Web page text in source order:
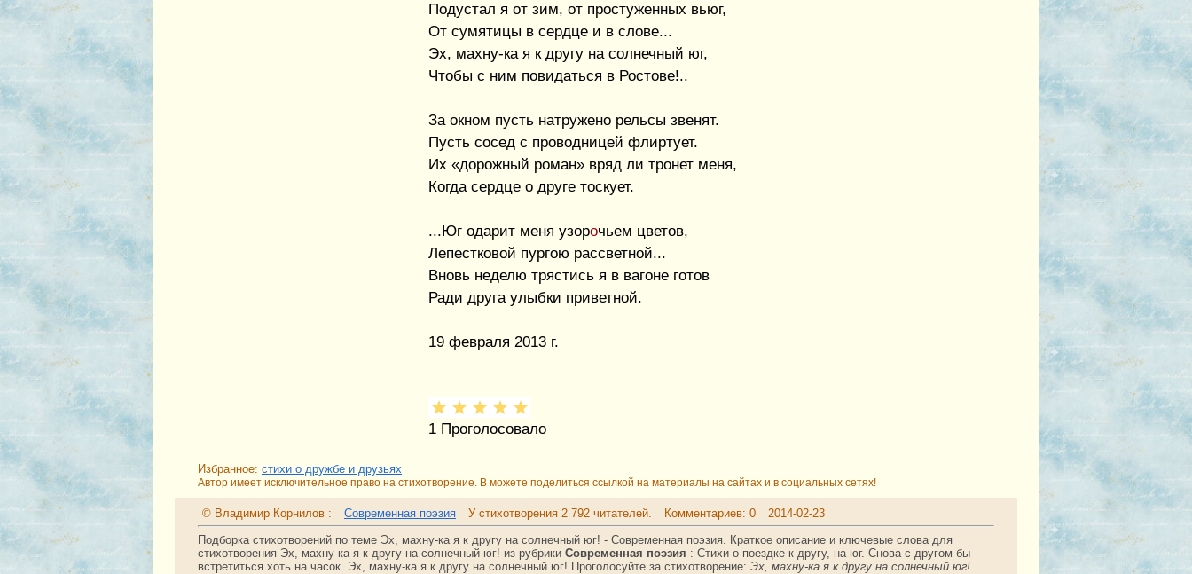
Подустал я от зим, от простуженных вьюг,
От сумятицы в сердце и в слове...
Эх, махну-ка я к другу на солнечный юг,
Чтобы с ним повидаться в Ростове!..
За окном пусть натружено рельсы звенят.
Пусть сосед с проводницей флиртует.
Их «дорожный роман» вряд ли тронет меня,
Когда сердце о друге тоскует.
...Юг одарит меня узорочьем цветов,
Лепестковой пургою рассветной...
Вновь неделю трястись я в вагоне готов
Ради друга улыбки приветной.
19 февраля 2013 г.
1 Проголосовало
Избранное: стихи о дружбе и друзьях
Автор имеет исключительное право на стихотворение. В можете поделиться ссылкой на материалы на сайтах и в социальных сетях!
© Владимир Корнилов : Современная поэзия У стихотворения 2 792 читателей. Комментариев: 0
2014-02-23
Подборка стихотворений по теме Эх, махну-ка я к другу на солнечный юг! - Современная поэзия. Краткое описание и ключевые слова для
стихотворения Эх, махну-ка я к другу на солнечный юг! из рубрики Современная поэзия : Стихи о поездке к другу, на юг. Снова с другом бы
встретиться хоть на часок. Эх, махну-ка я к другу на солнечный юг! Проголосуйте за стихотворение: Эх, махну-ка я к другу на солнечный юг!